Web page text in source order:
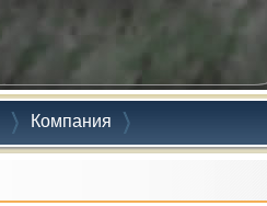
Компания